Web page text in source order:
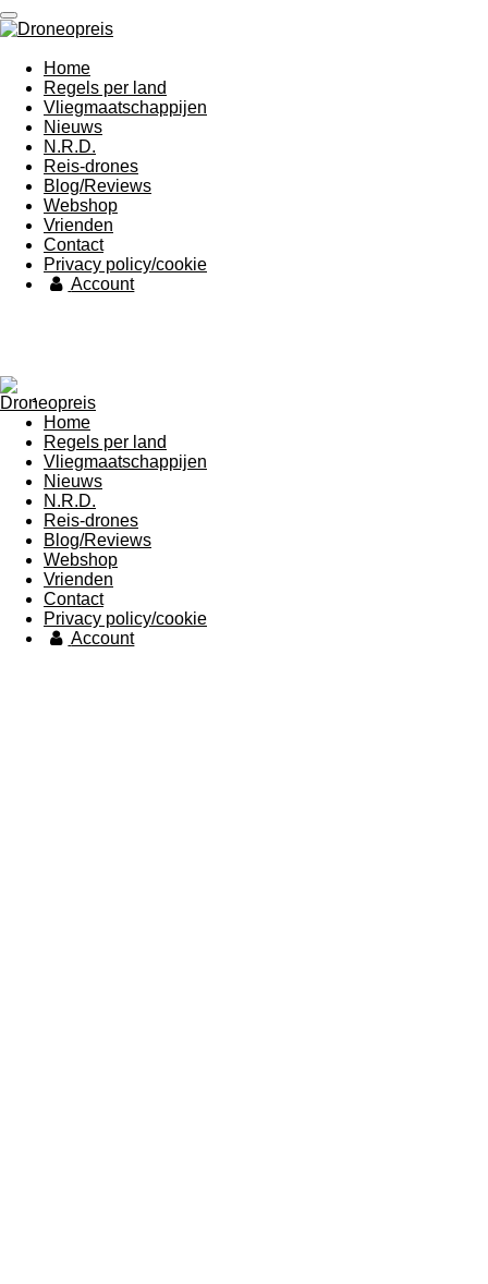
Ga
direct
naar
de
hoofdinhoud
Home
Regels per land
Vliegmaatschappijen
Nieuws
N.R.D.
Reis-drones
Blog/Reviews
Webshop
Vrienden
Contact
Privacy policy/cookie
Account
.
Home
Regels per land
Vliegmaatschappijen
Nieuws
N.R.D.
Reis-drones
Blog/Reviews
Webshop
Vrienden
Contact
Privacy policy/cookie
Account